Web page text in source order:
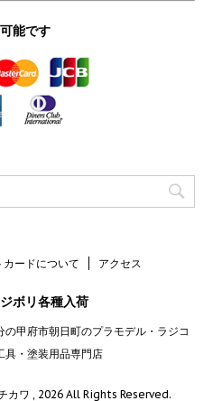
能です
カードについて アクセス
ボリ各種入荷
甲府市朝日町のプラモデル・ラジコ
具・塗装用品専門店
カワ , 2026 All Rights Reserved.